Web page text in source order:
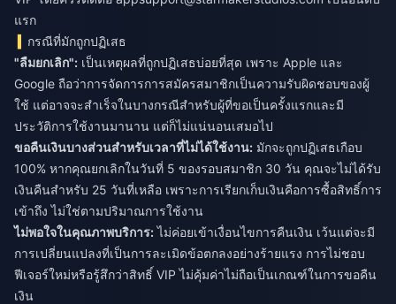
แรก
กรณีที่มักถูกปฏิเสธ
"ลืมยกเลิก": เป็นเหตุผลที่ถูกปฏิเสธบ่อยที่สุด เพราะ Apple และ
Google ถือว่าการจัดการการสมัครสมาชิกเป็นความรับผิดชอบของผู้
ใช้ แต่อาจจะสำเร็จในบางกรณีสำหรับผู้ที่ขอเป็นครั้งแรกและมี
ประวัติการใช้งานมานาน แต่ก็ไม่แน่นอนเสมอไป
ขอคืนเงินบางส่วนสำหรับเวลาที่ไม่ได้ใช้งาน: มักจะถูกปฏิเสธเกือบ
100% หากคุณยกเลิกในวันที่ 5 ของรอบสมาชิก 30 วัน คุณจะไม่ได้รับ
เงินคืนสำหรับ 25 วันที่เหลือ เพราะการเรียกเก็บเงินคือการซื้อสิทธิ์การ
เข้าถึง ไม่ใช่ตามปริมาณการใช้งาน
ไม่พอใจในคุณภาพบริการ:ไม่ค่อยเข้าเงื่อนไขการคืนเงิน เว้นแต่จะมี
การเปลี่ยนแปลงที่เป็นการละเมิดข้อตกลงอย่างร้ายแรง การไม่ชอบ
ฟีเจอร์ใหม่หรือรู้สึกว่าสิทธิ์ VIP ไม่คุ้มค่าไม่ถือเป็นเกณฑ์ในการขอคืน
เงิน